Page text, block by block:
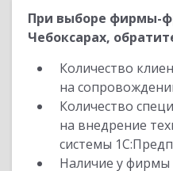
При выборе фирмы-
Чебоксарах,
Количество
на
Количество
на внедрение
системы
Наличие у фирмы